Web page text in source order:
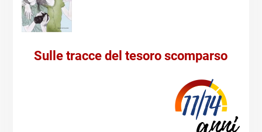
Sulle tracce del tesoro scomparso